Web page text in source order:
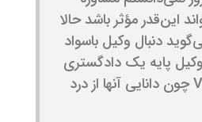
این‌قدر مؤثر باشد حالا
دنبال وکیل باسواد
پایه یک دادگستری
مازندران در VakilTel چون دانایی آنها از درد